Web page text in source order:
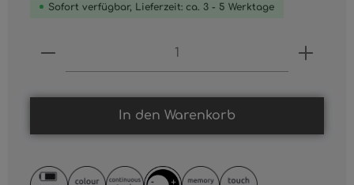
Sofort verfügbar, Lieferzeit: ca. 3 - 5 Werktage
Produkt Anzahl: Gib den
In den Warenkorb